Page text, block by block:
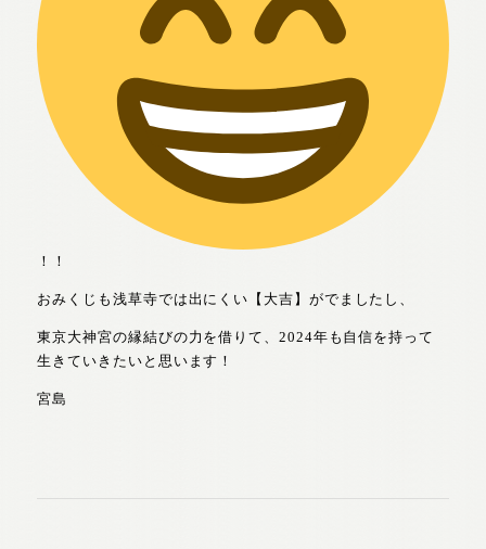
！！
おみくじも浅草寺では出にくい【大吉】がでましたし、
東京大神宮の縁結びの力を借りて、2024年も自信を持って
生きていきたいと思います！
宮島